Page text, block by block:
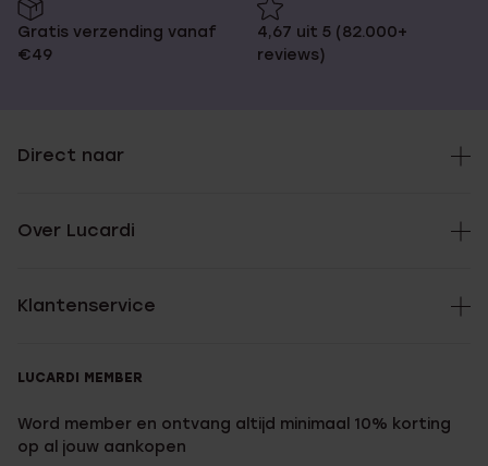
Gratis verzending vanaf
€49
4,67 uit 5 (82.000+
reviews)
Direct naar
Over Lucardi
Klantenservice
LUCARDI MEMBER
Word member en ontvang altijd minimaal 10% korting
op al jouw aankopen